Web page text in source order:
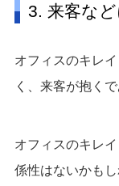
3. 来客な
オフィスのキレ
く、来客が抱く
オフィスのキレ
係性はないかも